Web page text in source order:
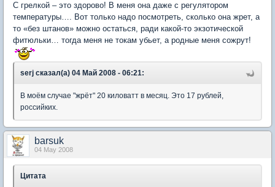
С грелкой – это здорово! В меня она даже с регулятором
температуры…. Вот только надо посмотреть, сколько она жрет, а
то «без штанов» можно остаться, ради какой-то экзотической
фитюльки… тогда меня не токам убьет, а родные меня сожрут!
serj сказал(а) 04 Май 2008 - 06:21:
В моём случае "жрёт" 20 киловатт в месяц. Это 17 рублей,
российких.
barsuk
04 May 2008
Цитата